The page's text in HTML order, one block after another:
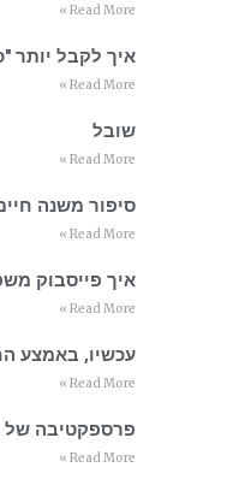
Read More »
איך לקבל יותר
Read More »
שובל
Read More »
סיפור משנה
Read More »
איך פייסבוק
Read More »
עכשיו, באמצע
Read More »
פרספקטיבה של
Read More »